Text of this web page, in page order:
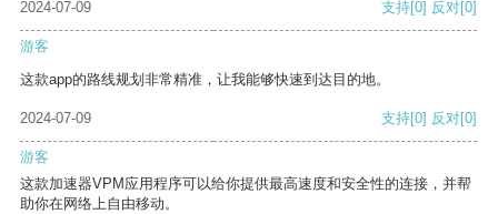
2024-07-09 支持[0] 反对[0]
游客
这款app的路线规划非常精准，让我能够快速到达目的地。
2024-07-09 支持[0] 反对[0]
游客
这款加速器VPM应用程序可以给你提供最高速度和安全性的连接，并帮
助你在网络上自由移动。